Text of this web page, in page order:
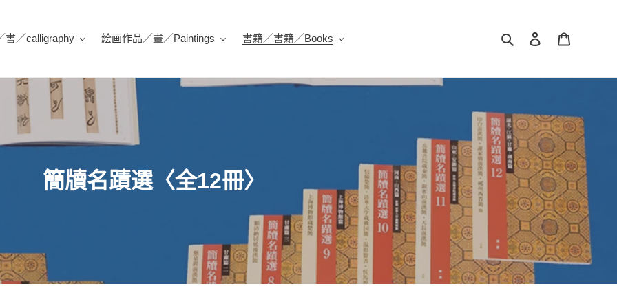
書／calligraphy 絵画作品／畫／Paintings 書籍／書籍／Books 搜索 登录
收
簡牘名蹟選〈全12冊〉